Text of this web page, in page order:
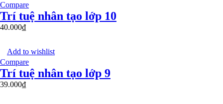
Compare
Trí tuệ nhân tạo lớp 10
40.000₫
Add to wishlist
Compare
Trí tuệ nhân tạo lớp 9
39.000₫